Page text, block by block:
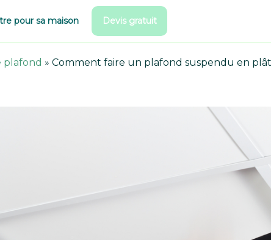
pour sa maison Devis gratuit
plafond » Comment faire un plafond suspendu en